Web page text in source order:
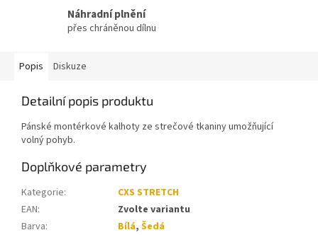
Náhradní plnění
přes chráněnou dílnu
Popis Diskuze
Detailní popis produktu
Pánské montérkové kalhoty ze strečové tkaniny umožňující
volný pohyb.
Doplňkové parametry
Kategorie:
CXS STRETCH
EAN:
Zvolte variantu
Barva: Bílá, Šedá